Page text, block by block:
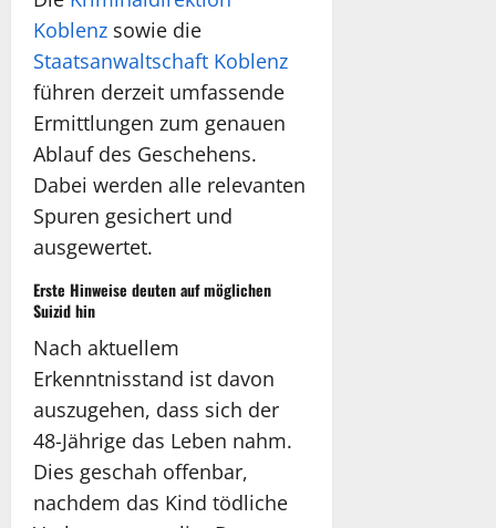
Koblenz sowie die
Staatsanwaltschaft Koblenz
führen derzeit umfassende
Ermittlungen zum genauen
Ablauf des Geschehens.
Dabei werden alle relevanten
Spuren gesichert und
ausgewertet.
Erste Hinweise deuten auf möglichen
Suizid hin
Nach aktuellem
Erkenntnisstand ist davon
auszugehen, dass sich der
48-Jährige das Leben nahm.
Dies geschah offenbar,
nachdem das Kind tödliche